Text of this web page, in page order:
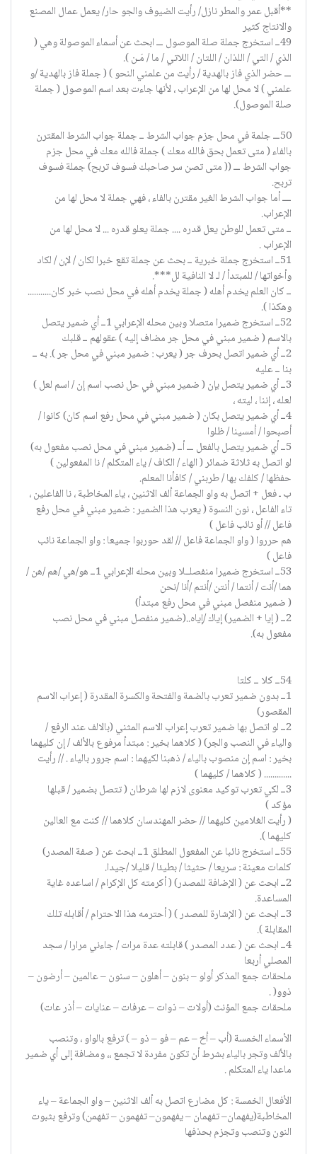
**أقبل عمر والمطر نازل/ رأيت الضيوف والجو حار/ يعمل عمال المصنع
والانتاج كثير
49ــ استخرج جملة صلة الموصول ـــ ابحث عن أسماء الموصولة وهي (
الذي / التي / اللذان / اللتان / اللاتي / ما / مَـن ).
ـــ حضر الذي فاز بالهدية / رأيت من علمني النحو ) ( جملة فاز بالهدية /و
علمني ) لا محل لها من الإعراب ، لأنها جاءت بعد اسم الموصول ( جملة
صلة الموصول).
50ـــ جلمة في محل جزم جواب الشرط ــ جملة جواب الشرط المقترن
بالفاء ( متى تعمل بحق فالله معك ) جملة فالله معك في محل جزم
جواب الشرط ـــ (( متى تصن سر صاحبك فسوف تربح) جملة فسوف
تربح.
ــــ أما جواب الشرط الغير مقترن بالفاء ، فهي جملة لا محل لها من
الإعراب.
ــ متى تعمل للوطن يعل قدره .... جملة يعلو قدره ... لا محل لها من
الإعراب .
51ــ استخرج جملة خبرية ــ بحث عن جملة تقع خبرا لكان / لإن / لكاد
وأخواتها / للمبتدأ / لـ لا النافية لل***.
ــ كان العلم يخدم أهله ( جملة يخدم أهله في محل نصب خبر كان...........
وهكذا ).
52ــ استخرج ضميرا متصلا وبين محله الإعرابي 1ــ أي ضمير يتصل
بالاسم ( ضمير مبني في محل جر مضاف إليه ) عقولهم ــ قلبك
2ــ أي ضمير اتصل بحرف جر ( يعرب : ضمير مبني في محل جر ). به ــ
بنا ــ عليه
3ــ أي ضمير يتصل بإن ( ضمير مبني في حل نصب اسم إن / اسم لعل )
لعله ، إننا ، ليته ،
4ــ أي ضمير يتصل بكان ( ضمير مبني في محل رفع اسم كان) كانوا /
أصبحوا / أمسينا / ظلوا
5ــ أي ضمير يتصل بالفعل ـــ أــ (ضمير مبني في محل نصب مفعول به)
لو اتصل به ثلاثة ضمائر ( الهاء / الكاف / ياء المتكلم / نا المفعولين )
حفظها / كلفك بها / طربني / كافأنا المعلم.
ب ـ فعل + اتصل به واو الجماعة ألف الاثنين ، ياء المخاطبة ، نا الفاعلين ،
تاء الفاعل ، نون النسوة ( يعرب هذا الضمير : ضمير مبني في محل رفع
فاعل // أو نائب فاعل )
هم حرروا ( واو الجماعة فاعل // لقد حوربوا جميعا : واو الجماعة نائب
فاعل )
53ــ استخرج ضميرا منفصلــلا وبين محله الإعرابي 1ــ هو/هي /هم /هن /
هما /أنت / أنتما / أنتن /أنتم /أنا /نحن
( ضمير منفصل مبني في محل رفع مبتدأ)
2ــ ( إيا + الضمير) إياك /إياه..(ضمير منفصل مبني في محل نصب
مفعول به).
54ــ كلا ــ كلتا
1ــ بدون ضمير تعرب بالضمة والفتحة والكسرة المقدرة ( إعراب الاسم
المقصور)
2ــ لو اتصل بها ضمير تعرب إعراب الاسم المثني (بالالف عند الرفع /
والياء في النصب والجر) ( كلاهما بخير : مبتدأ مرفوع بالألف / إن كليهما
بخير : اسم إن منصوب بالياء / ذهبنا لكيهما : اسم جرور بالياء . // رأيت
............. ( كلاهما / كليهما )
3ــ لكي تعرب توكيد معنوى لازم لها شرطان ( تتصل بضمير / قبلها
مؤكد )
( رأيت الغلامين كليهما // حضر المهندسان كلاهما // كنت مع العالين
كليهما ).
55ــ استخرج نائبا عن المفعول المطلق 1ــ ابحث عن ( صفة المصدر)
كلمات معينة : سريعا / حثيثا / بطيئا / قليلا /جيدا.
2ــ ابحث عن ( الإضافة للمصدر) ( أكرمته كل الإكرام / اساعده غاية
المساعدة.
3ــ ابحث عن ( الإشارة للمصدر ) ( أحترمه هذا الاحترام / أقابله تلك
المقابلة ).
4ــ ابحث عن ( عدد المصدر ) قابلته عدة مرات / جاءني مرارا / سجد
المصلي أربعا
ملحقات جمع المذكر أولو – بنون – أهلون – سنون – عالمين – أرضون –
ذوو( .
ملحقات جمع المؤنث (أولات – ذوات – عرفات – عنايات – أذر عات)
الأسماء الخمسة (أب – أخ – عم – فو – ذو – ) ترفع بالواو ، وتنصب
بالألف وتجر بالياء بشرط أن تكون مفردة لا تجمع ،، ومضافة إلى أي ضمير
ماعدا ياء المتكلم .
الأفعال الخمسة : كل مضارع اتصل به ألف الاثنين – واو الجماعة – ياء
المخاطبة(يفهمان– تفهمان – يفهمون– تفهمون – تفهمن) وترفع بثبوت
النون وتنصب وتجزم بحذفها